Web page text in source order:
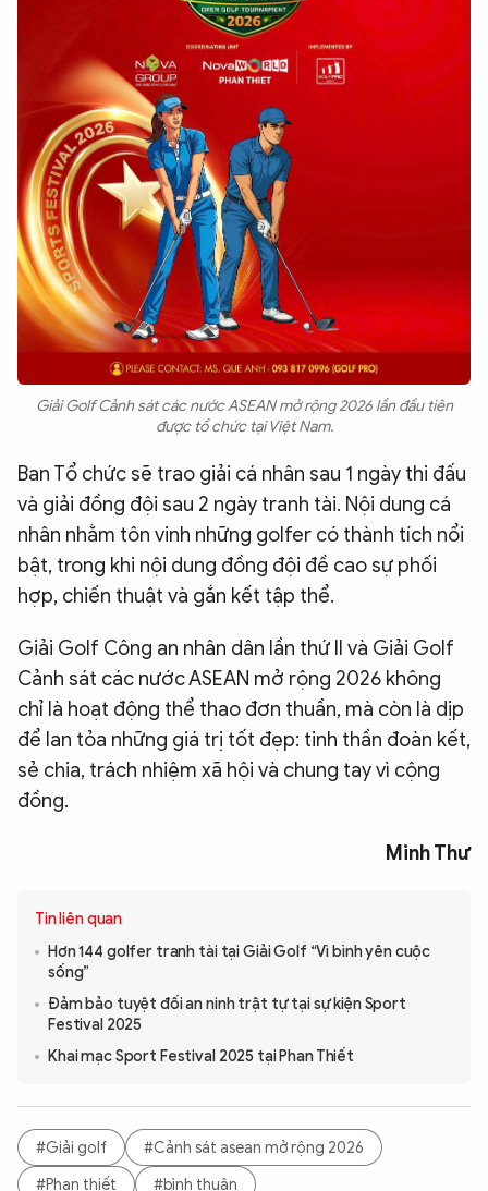
Giải Golf Cảnh sát các nước ASEAN mở rộng 2026 lần đầu tiên
được tổ chức tại Việt Nam.
Ban Tổ chức sẽ trao giải cá nhân sau 1 ngày thi đấu
và giải đồng đội sau 2 ngày tranh tài. Nội dung cá
nhân nhằm tôn vinh những golfer có thành tích nổi
bật, trong khi nội dung đồng đội đề cao sự phối
hợp, chiến thuật và gắn kết tập thể.
Giải Golf Công an nhân dân lần thứ II và Giải Golf
Cảnh sát các nước ASEAN mở rộng 2026 không
chỉ là hoạt động thể thao đơn thuần, mà còn là dịp
để lan tỏa những giá trị tốt đẹp: tinh thần đoàn kết,
sẻ chia, trách nhiệm xã hội và chung tay vì cộng
đồng.
Minh Thư
Tin liên quan
Hơn 144 golfer tranh tài tại Giải Golf “Vì bình yên cuộc
sống”
Đảm bảo tuyệt đối an ninh trật tự tại sự kiện Sport
Festival 2025
Khai mạc Sport Festival 2025 tại Phan Thiết
#Giải golf
#Cảnh sát asean mở rộng 2026
#Phan thiết
#bình thuận